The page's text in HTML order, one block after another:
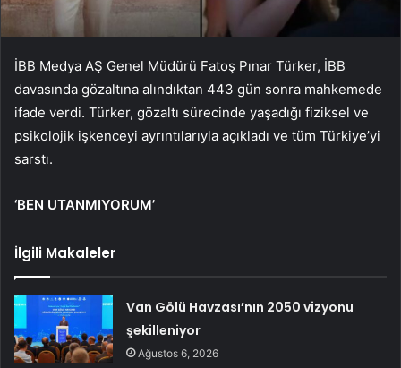
İBB Medya AŞ Genel Müdürü Fatoş Pınar Türker, İBB
davasında gözaltına alındıktan 443 gün sonra mahkemede
ifade verdi. Türker, gözaltı sürecinde yaşadığı fiziksel ve
psikolojik işkenceyi ayrıntılarıyla açıkladı ve tüm Türkiye’yi
sarstı.
‘BEN UTANMIYORUM’
İlgili Makaleler
Van Gölü Havzası’nın 2050 vizyonu
şekilleniyor
Ağustos 6, 2026